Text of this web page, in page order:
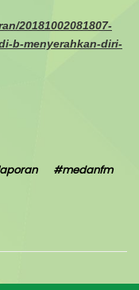
20181002081807-
b-menyerahkan-diri-
#medanfm